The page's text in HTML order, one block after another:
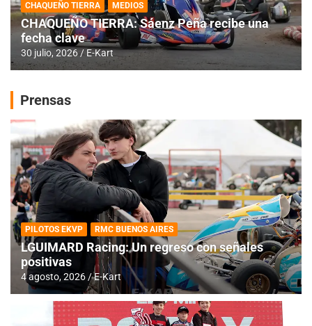
CHAQUEÑO TIERRA MEDIOS
CHAQUEÑO TIERRA: Sáenz Peña recibe una
fecha clave
30 julio, 2026 E-Kart
Prensas
PILOTOS EKVP RMC BUENOS AIRES
LGUIMARD Racing: Un regreso con señales
positivas
4 agosto, 2026 E-Kart